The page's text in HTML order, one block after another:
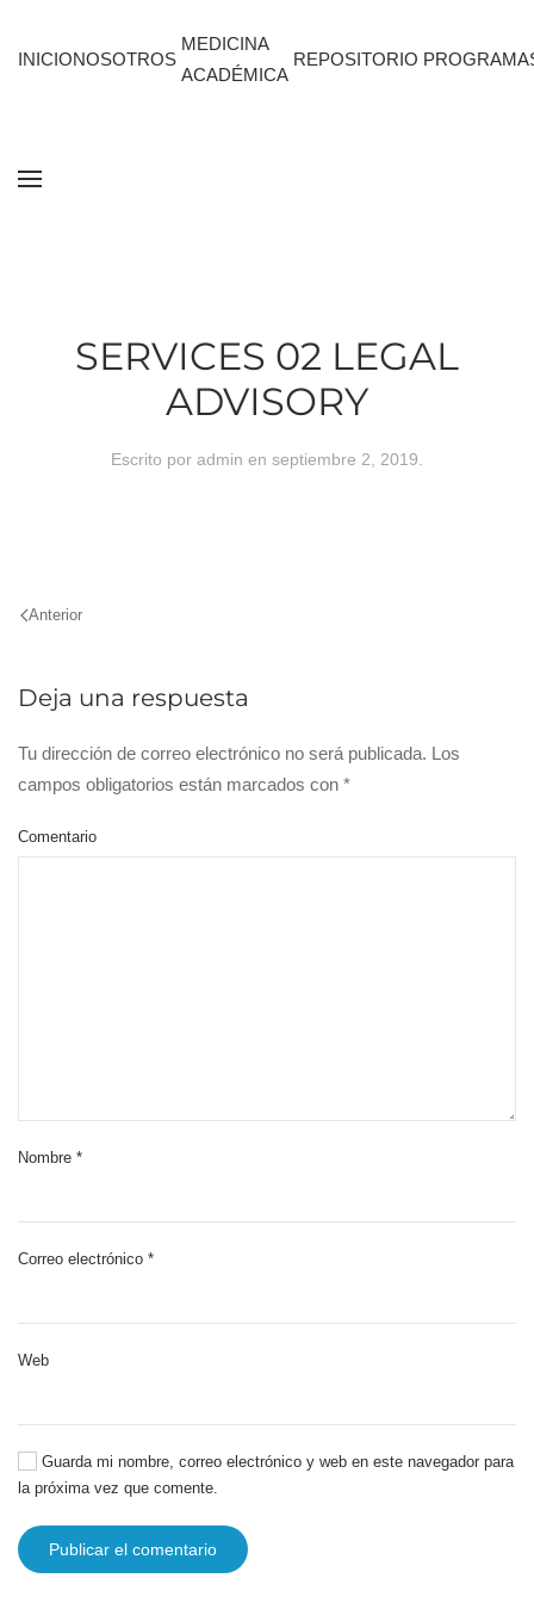
INICIONOSOTROS
MEDICINA
ACADÉMICA
REPOSITORIO
SERVICES 02 LEGAL
ADVISORY
Escrito por admin en septiembre 2, 2019
Anterior
Deja una respuesta
Tu dirección de correo electrónico no será publicada. Los
campos obligatorios están marcados con *
Comentario
Nombre *
Correo electrónico *
Web
Guarda mi nombre, correo electrónico y web en este navegador para
la próxima vez que comente.
Publicar el comentario